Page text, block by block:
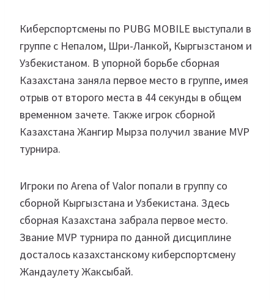
Киберспортсмены по PUBG MOBILE выступали в
группе с Непалом, Шри-Ланкой, Кыргызстаном и
Узбекистаном. В упорной борьбе сборная
Казахстана заняла первое место в группе, имея
отрыв от второго места в 44 секунды в общем
временном зачете. Также игрок сборной
Казахстана Жангир Мырза получил звание MVP
турнира.
Игроки по Arena of Valor попали в группу со
сборной Кыргызстана и Узбекистана. Здесь
сборная Казахстана забрала первое место.
Звание MVP турнира по данной дисциплине
досталось казахстанскому киберспортсмену
Жандаулету Жаксыбай.